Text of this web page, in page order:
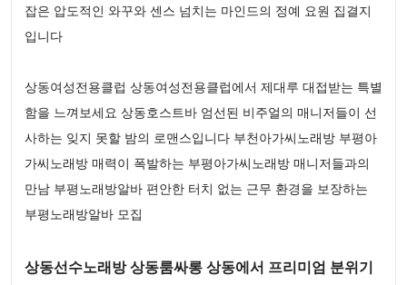
잡은 압도적인 와꾸와 센스 넘치는 마인드의 정예 요원 집결지
입니다
상동여성전용클럽 상동여성전용클럽에서 제대루 대접받는 특별
함을 느껴보세요 상동호스트바 엄선된 비주얼의 매니저들이 선
사하는 잊지 못할 밤의 로맨스입니다 부천아가씨노래방 부평아
가씨노래방 매력이 폭발하는 부평아가씨노래방 매니저들과의
만남 부평노래방알바 편안한 터치 없는 근무 환경을 보장하는
부평노래방알바 모집
상동선수노래방 상동룸싸롱 상동에서 프리미엄 분위기